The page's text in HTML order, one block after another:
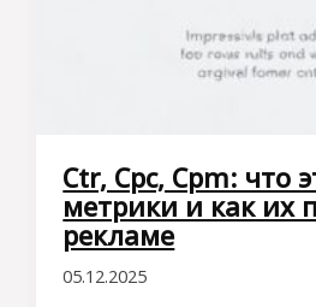
Ctr, Cpc, Cpm: что
метрики и как их
рекламе
05.12.2025